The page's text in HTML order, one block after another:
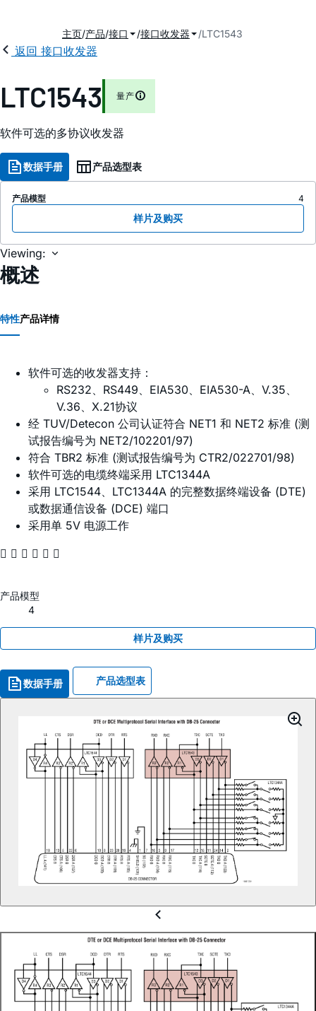
主页 产品 接口 接口收发器 LTC1543
返回 接口收发器
LTC1543 量产
软件可选的多协议收发器
数据手册 产品选型表
产品模型 4
样片及购买
Viewing:
概述
特性产品详情
软件可选的收发器支持：
RS232、RS449、EIA530、EIA530-A、V.35、
V.36、X.21协议
经 TUV/Detecon 公司认证符合 NET1 和 NET2 标准 (测
试报告编号为 NET2/102201/97)
符合 TBR2 标准 (测试报告编号为 CTR2/022701/98)
软件可选的电缆终端采用 LTC1344A
采用 LTC1544、LTC1344A 的完整数据终端设备 (DTE)
或数据通信设备 (DCE) 端口
采用单 5V 电源工作
     
产品模型
4
样片及购买
数据手册 产品选型表